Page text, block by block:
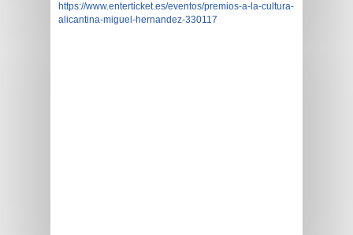
https://www.enterticket.es/eventos/premios-a-la-cultura-
alicantina-miguel-hernandez-330117